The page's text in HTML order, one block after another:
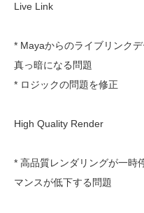
Live Link
* Mayaからのライブリンク
真っ暗になる問題
* ロジックの問題を修正
High Quality Render
* 高品質レンダリングが一時
マンスが低下する問題